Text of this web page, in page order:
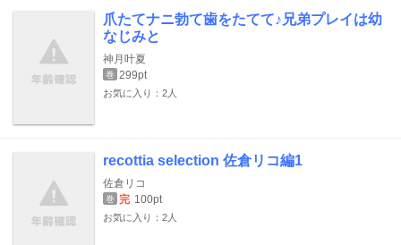
爪たてナニ勃て歯をたてて♪兄弟プレイは幼
なじみと
神月叶夏
巻 299pt
お気に入り：2人
recottia selection 佐倉リコ編1
佐倉リコ
巻 完 100pt
お気に入り：2人